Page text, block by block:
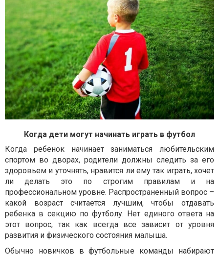
Когда дети могут начинать играть в футбол
Когда ребенок начинает заниматься любительским
спортом во дворах, родители должны следить за его
здоровьем и уточнять, нравится ли ему так играть, хочет
ли делать это по строгим правилам и на
профессиональном уровне. Распространенный вопрос –
какой возраст считается лучшим, чтобы отдавать
ребенка в секцию по футболу. Нет единого ответа на
этот вопрос, так как всегда все зависит от уровня
развития и физического состояния малыша.
Обычно новичков в футбольные команды набирают